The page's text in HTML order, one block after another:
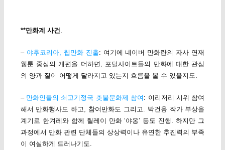
**만화계 사건.
– 야후코리아, 웹만화 진출: 여기에 네이버 만화란의 자사 연재
웹툰 중심의 개편을 더하면, 포털사이트들의 만화에 대한 관심
의 양과 질이 어떻게 달라지고 있는지 흐름을 볼 수 있을지도.
– 만화인들의 쇠고기정국 촛불문화제 참여 : 이리저리 시위 참여
해서 만화행사도 하고, 참여만화도 그리고. 박건웅 작가 부상을
계기로 한겨레와 함께 릴레이 만화 ‘야옹’ 등도 진행. 하지만 그
과정에서 만화 관련 단체들의 상상력이나 유연한 추진력의 부족
이 여실하게 드러나기도.